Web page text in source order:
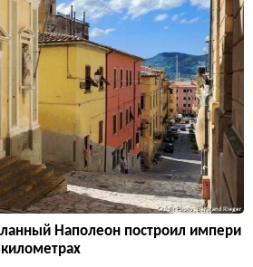
Наполеон построил импери